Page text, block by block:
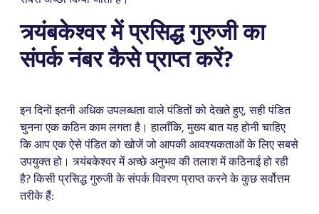
त्र्यंबकेश्वर में प्रसिद्ध गुरुजी का
संपर्क नंबर कैसे प्राप्त करें?
इन दिनों इतनी अधिक उपलब्धता वाले पंडितों को देखते हुए, सही पंडित
चुनना एक कठिन काम लगता है। हालाँकि, मुख्य बात यह होनी चाहिए
कि आप एक ऐसे पंडित को खोजें जो आपकी आवश्यकताओं के लिए सबसे
उपयुक्त हो। त्र्यंबकेश्वर में अच्छे अनुभव की तलाश में कठिनाई हो रही
है? किसी प्रसिद्ध गुरुजी के संपर्क विवरण प्राप्त करने के कुछ सर्वोत्तम
तरीके हैं: